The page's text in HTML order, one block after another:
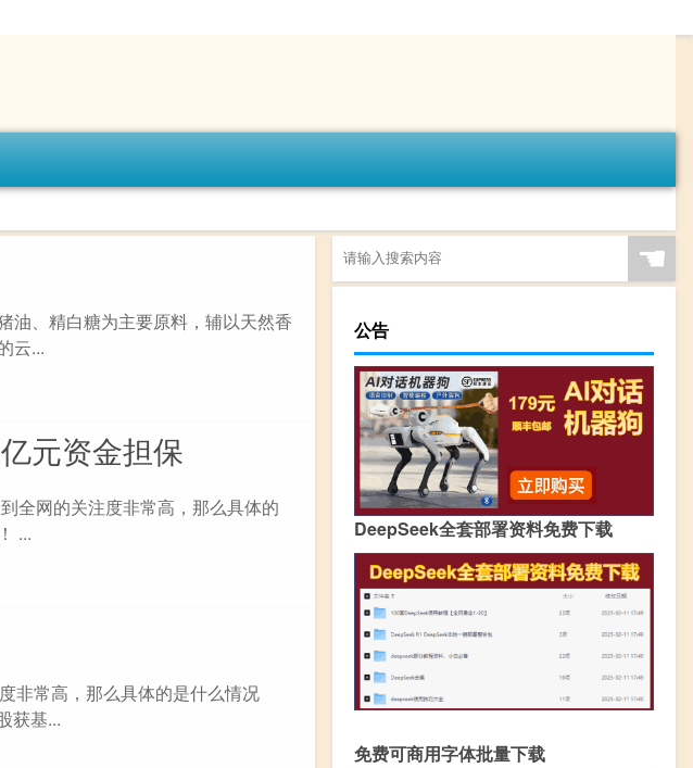
油、精白糖为主要原料，辅以天然香
云...
元资金担保
全网的关注度非常高，那么具体的
...
非常高，那么具体的是什么情况
获基...
☚
公告
DeepSeek全套部署资料免费下载
免费可商用字体批量下载